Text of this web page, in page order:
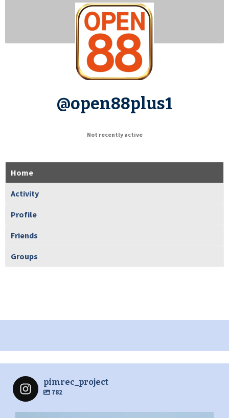
@open88plus1
Not recently active
Home
Activity
Profile
Friends
Groups
pimrec_project
782